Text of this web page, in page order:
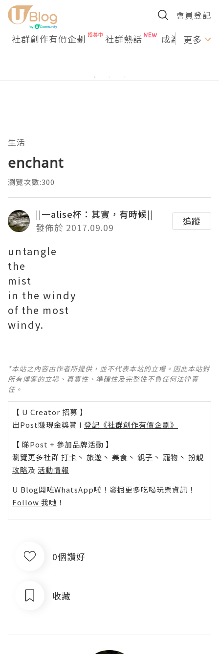
會員登記
社群創作有價企劃 社群熱話 成為U更多
生活
enchant
瀏覽次數:300
||一alise杯：其實，有時候||
發佈於 2017.09.09
追蹤
untangle
the
mist
in the windy
of the most
windy.
*本站之內容由作者所提供，並不代表本站的立場。因此本站對
所有博客的立場、真實性、準確性及完整性不負任何法律責
任。
【 U Creator 招募 】
出Post賺現金獎賞 l 登記《社群創作有價企劃》
【 睇Post + 參加品牌活動 】
瀏覽更多社群 打卡 丶 旅遊 丶 美食 丶 親子 丶 寵物 丶 扮靚
攻略及 活動情報
U Blog開咗WhatsApp啦！發掘更多吃喝玩樂資訊！
Follow 我哋 ！
0個讚好
收藏